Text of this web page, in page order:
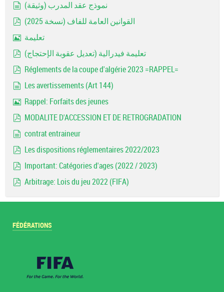
نموذج عقد المدرب (وثيقة)
القوانين العامة للفاف (نسخة 2025)
تعليمة
تعليمة فيدرالية (تعديل عقوبة الإحتجاج)
Réglements de la coupe d'algérie 2023 =RAPPEL=
Les avertissements (Art 144)
Rappel: Forfaits des jeunes
MODALITE D'ACCESSION ET DE RETROGRADATION
contrat entraineur
Les dispositions réglementaires 2022/2023
Important: Catégories d'ages (2022 / 2023)
Arbitrage: Lois du jeu 2022 (FIFA)
FÉDÉRATIONS